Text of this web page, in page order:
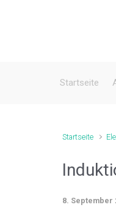
Startseite
Startseite
8. September